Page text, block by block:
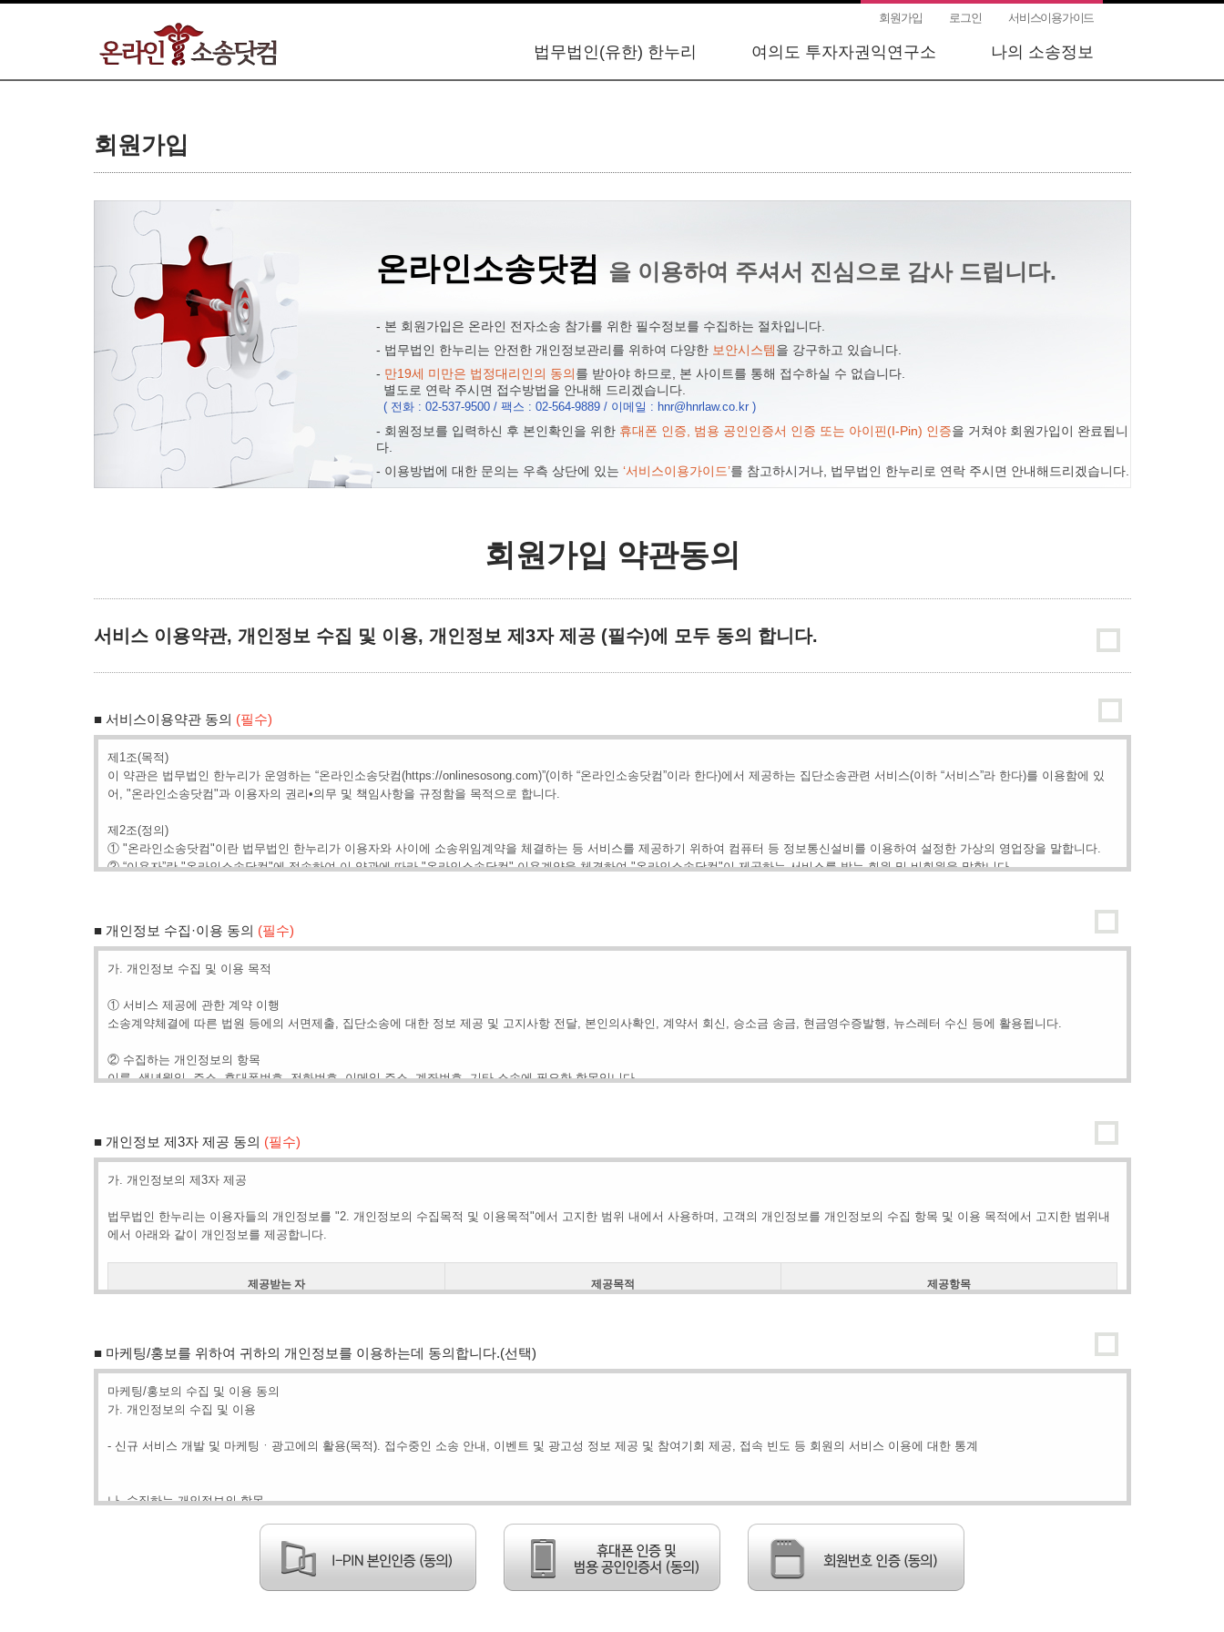
서비스이용가이드
로그인
회원가입
법무법인(유한) 한누리 여의도 투자자권익연구소 나의 소송정보
회원가입
온라인소송닷컴 을 이용하여 주셔서 진심으로 감사 드립니다.
- 본 회원가입은 온라인 전자소송 참가를 위한 필수정보를 수집하는 절차입니다.
- 법무법인 한누리는 안전한 개인정보관리를 위하여 다양한 보안시스템을 강구하고 있습니다.
- 만19세 미만은 법정대리인의 동의를 받아야 하므로, 본 사이트를 통해 접수하실 수 없습니다.
별도로 연락 주시면 접수방법을 안내해 드리겠습니다.
( 전화 : 02-537-9500 / 팩스 : 02-564-9889 / 이메일 : hnr@hnrlaw.co.kr )
- 회원정보를 입력하신 후 본인확인을 위한 휴대폰 인증, 범용 공인인증서 인증 또는 아이핀(I-Pin) 인증을 거쳐야 회원가입이 완료됩니
다.
- 이용방법에 대한 문의는 우측 상단에 있는 ‘서비스이용가이드’를 참고하시거나, 법무법인 한누리로 연락 주시면 안내해드리겠습니다.
회원가입 약관동의
서비스 이용약관, 개인정보 수집 및 이용, 개인정보 제3자 제공 (필수)에 모두 동의 합니다.
■ 서비스이용약관 동의 (필수)
제1조(목적)
이 약관은 법무법인 한누리가 운영하는 “온라인소송닷컴(https://onlinesosong.com)”(이하 “온라인소송닷컴”이라 한다)에서 제공하는 집단소송관련 서비스(이하 “서비스”라 한다)를 이용함에 있
어, "온라인소송닷컴"과 이용자의 권리•의무 및 책임사항을 규정함을 목적으로 합니다.
제2조(정의)
① "온라인소송닷컴"이란 법무법인 한누리가 이용자와 사이에 소송위임계약을 체결하는 등 서비스를 제공하기 위하여 컴퓨터 등 정보통신설비를 이용하여 설정한 가상의 영업장을 말합니다.
② “이용자”란 "온라인소송닷컴"에 접속하여 이 약관에 따라 "온라인소송닷컴" 이용계약을 체결하여 "온라인소송닷컴"이 제공하는 서비스를 받는 회원 및 비회원을 말합니다.
④ “비회원”이란 회원에 가입하지 않고 "온라인소송닷컴"이 제공하는 서비스를 이용하는 자를 말합니다.
⑤ “소송”이란 법무법인 한누리가 집단소송에 참여하는 피해자들을 대리하여 진행하는 사건을 말합니다.
① "온라인소송닷컴"은 이 약관의 내용과 상호 및 대표자 성명, 영업소 소재지 주소, 전화번호, Fax 번호, 전자우편주소, 사업자등록번호, 통신판매업신고번호, 개인정보취급(처리)방침 등을 이
용자가 쉽게 알 수 있도록 "온라인소송닷컴"의 초기 서비스화면에 게시하거나, “이용자”가 연결화면을 통하여 볼 수 있도록 합니다.
래기본법」, 「방문판매 등에 관한 법률」, 「소비자보호법」 등 관련법률을 위배하지 않는 범위에서 이 약관을 개정할 수 있습니다.
③ "온라인소송닷컴"이 약관을 개정할 경우에는 적용일자 및 개정사유를 명시하여 현행약관과 함께 "온라인소송닷컴"의 초기화면에 그 적용일자 7일 이전부터 적용일자 전일까지 공지합니다.
④ "온라인소송닷컴"이 약관을 개정할 경우에는 그 개정약관은 그 적용일자 이후에 체결되는 계약에만 적용되고 그 이전에 이미 체결된 계약에 대해서는 개정전의 약관조항이 그대로 적용됩니
다.
⑤ 이 약관에서 정하지 아니한 사항과 이 약관의 해석에 관하여는 「전자상거래 등에서의 소비자 보호에 관한 법률」, 「약관의 규제에 관한 법률」, 공정거래위원회 지침 및 관계법령 또는 상관
제4조(서비스의 제공 및 중단)
2. 기타 "온라인소송닷컴"이 정하는 업무
제5조(회원가입)
① 이용자는 "온라인소송닷컴"이 정한 가입 양식에 따라 회원정보를 기입한 후 이 약관에 동의한다는 의사표시를 함으로서 회원가입을 신청합니다.
② 회원가입계약의 성립시기는 "온라인소송닷컴"의 승낙이 회원에게 도달한 시점으로 합니다.
제6조(회원 탈퇴 및 자격 상실 등)
1. 회원이 본 "온라인소송닷컴" 가입신청 시 허위 내용을 등록한 경우
2. 회원이 다른 사람의 "온라인소송닷컴" 이용을 방해하거나 그 정보를 도용하는 등 전자상거래 질서를 위협하는 경우
3. 회원이 "온라인소송닷컴" 이용 시 본 이용약관이 금지하는 행위를 한 경우 또는 타인에 대한 모욕, 명예훼손을 비롯한 법령위반행위를 한 경우
4. 회원이 "온라인소송닷컴" 이용 시 기타 공서양속에 반하는 행위를 하는 경우
■ 개인정보 수집·이용 동의 (필수)
가. 개인정보 수집 및 이용 목적
① 서비스 제공에 관한 계약 이행
소송계약체결에 따른 법원 등에의 서면제출, 집단소송에 대한 정보 제공 및 고지사항 전달, 본인의사확인, 계약서 회신, 승소금 송금, 현금영수증발행, 뉴스레터 수신 등에 활용됩니다.
② 수집하는 개인정보의 항목
이름, 생년월일, 주소, 휴대폰번호, 전화번호, 이메일 주소, 계좌번호, 기타 소송에 필요한 항목입니다.
본인인증, 가입의사 확인, 분쟁 조정을 위한 기록보존, 세무처리관련 자료보관, 불만처리 등 민원처리, 고지사항 전달, 회원탈퇴 의사의 확인 등에 활용됩니다.
법률서비스 제공 요청일로부터 업무 완료시점까지 의뢰인의 개인정보를 보유 및 이용하며, 각종 세무 관련 신고자료 또는 세무 관련 기관의 요청자료 등에 사용될 수 있으므로 사건 종결 후 5년
라. 개인정보 수집 동의거부 사항
① 의뢰인은 개인정보 제공 동의에 거부할 권리가 있습니다.
② 동의를 거부한 경우 법원제출 서류 등의 필수기재사항이 누락되어 불이익이 있을 수 있습니다.
③ 현금영수증 발행 등의 세무사항 처리에 불이익이 있을 수 있습니다.
제1조 시행일
2018년 1월 23일부터 시행되던 종전의 약관은 본 약관으로 대체하며, 본 약관은 2019년 6월 24일부터 적용됩니다.
■ 개인정보 제3자 제공 동의 (필수)
가. 개인정보의 제3자 제공
법무법인 한누리는 이용자들의 개인정보를 "2. 개인정보의 수집목적 및 이용목적"에서 고지한 범위 내에서 사용하며, 고객의 개인정보를 개인정보의 수집 항목 및 이용 목적에서 고지한 범위내
에서 아래와 같이 개인정보를 제공합니다.
제공받는 자 제공목적 제공항목
나. 개인정보의 처리위탁
라인소소송닷컴)의 개인정보 처리 수탁자와 그 업무의 내용은 아래와 같습니다.
나이스평가정보주식회사 I-Pin(아이핀)인증 및 휴대폰 및 범용공인인증서 본인인증
케이티하이텔주식회사 SMS발송, 카카오톡 알림톡 서비스제공
■ 마케팅/홍보를 위하여 귀하의 개인정보를 이용하는데 동의합니다.(선택)
마케팅/홍보의 수집 및 이용 동의
가. 개인정보의 수집 및 이용
- 신규 서비스 개발 및 마케팅ㆍ광고에의 활용(목적). 접수중인 소송 안내, 이벤트 및 광고성 정보 제공 및 참여기회 제공, 접속 빈도 등 회원의 서비스 이용에 대한 통계
나. 수집하는 개인정보의 항목
다. 개인정보의 보유 및 이용기간